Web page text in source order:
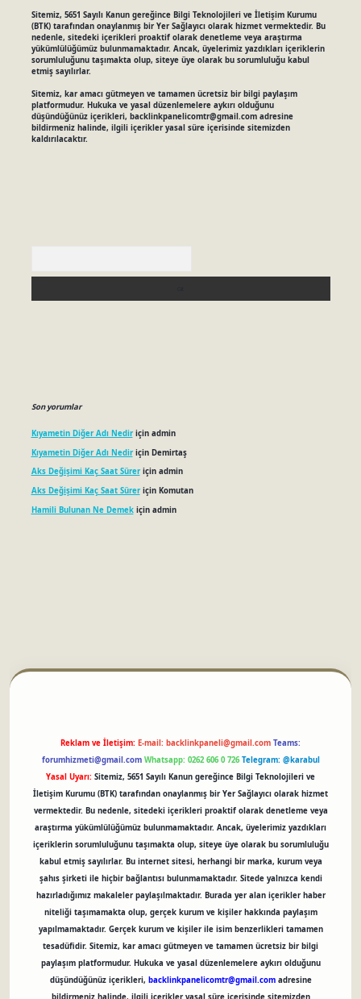
Sitemiz, 5651 Sayılı Kanun gereğince Bilgi Teknolojileri ve İletişim Kurumu
(BTK) tarafından onaylanmış bir Yer Sağlayıcı olarak hizmet vermektedir. Bu
nedenle, sitedeki içerikleri proaktif olarak denetleme veya araştırma
yükümlülüğümüz bulunmamaktadır. Ancak, üyelerimiz yazdıkları içeriklerin
sorumluluğunu taşımakta olup, siteye üye olarak bu sorumluluğu kabul
etmiş sayılırlar.
Sitemiz, kar amacı gütmeyen ve tamamen ücretsiz bir bilgi paylaşım
platformudur. Hukuka ve yasal düzenlemelere aykırı olduğunu
düşündüğünüz içerikleri, backlinkpanelicomtr@gmail.comadresine
bildirmeniz halinde, ilgili içerikler yasal süre içerisinde sitemizden
kaldırılacaktır.
Son yorumlar
Kıyametin Diğer Adı Nediriçin admin
Kıyametin Diğer Adı Nediriçin Demirtaş
Aks Değişimi Kaç Saat Süreriçin admin
Aks Değişimi Kaç Saat Süreriçin Komutan
Hamili Bulunan Ne Demekiçin admin
Reklam ve İletişim: E-mail: backlinkpaneli@gmail.com Teams:
forumhizmeti@gmail.com Whatsapp: 0262 606 0 726 Telegram: @karabul
Yasal Uyarı: Sitemiz, 5651 Sayılı Kanun gereğince Bilgi Teknolojileri ve
İletişim Kurumu (BTK) tarafından onaylanmış bir Yer Sağlayıcı olarak hizmet
vermektedir. Bu nedenle, sitedeki içerikleri proaktif olarak denetleme veya
araştırma yükümlülüğümüz bulunmamaktadır. Ancak, üyelerimiz yazdıkları
içeriklerin sorumluluğunu taşımakta olup, siteye üye olarak bu sorumluluğu
kabul etmiş sayılırlar. Bu internet sitesi, herhangi bir marka, kurum veya
şahıs şirketi ile hiçbir bağlantısı bulunmamaktadır. Sitede yalnızca kendi
hazırladığımız makaleler paylaşılmaktadır. Burada yer alan içerikler haber
niteliği taşımamakta olup, gerçek kurum ve kişiler hakkında paylaşım
yapılmamaktadır. Gerçek kurum ve kişiler ile isim benzerlikleri tamamen
tesadüfidir. Sitemiz, kar amacı gütmeyen ve tamamen ücretsiz bir bilgi
paylaşım platformudur. Hukuka ve yasal düzenlemelere aykırı olduğunu
düşündüğünüz içerikleri, backlinkpanelicomtr@gmail.comadresine